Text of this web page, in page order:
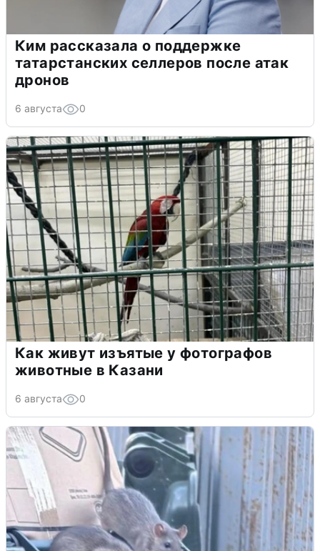
Ким рассказала о поддержке
татарстанских селлеров после атак
дронов
6 августа 0
Как живут изъятые у фотографов
животные в Казани
6 августа 0